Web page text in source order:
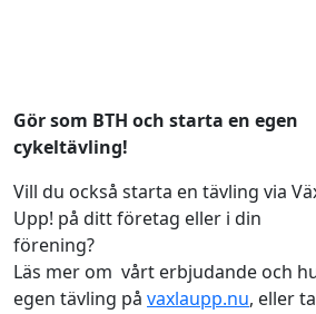
Gör som BTH och starta en egen
cykeltävling!
Vill du också starta en tävling via
Upp! på ditt företag eller i din
förening?
Läs mer om vårt erbjudande och
egen tävling på vaxlaupp.nu, eller